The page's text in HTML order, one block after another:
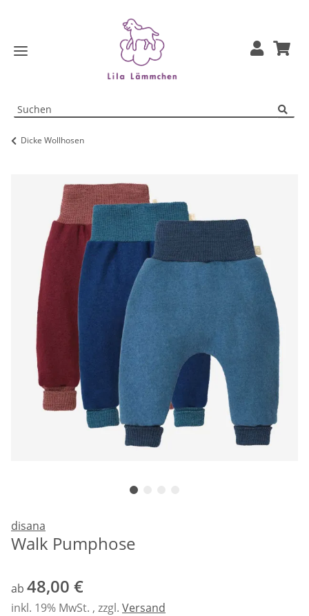
Dicke Wollhosen
disana
Walk Pumphose
ab 48,00 €
inkl. 19% MwSt. , zzgl. Versand